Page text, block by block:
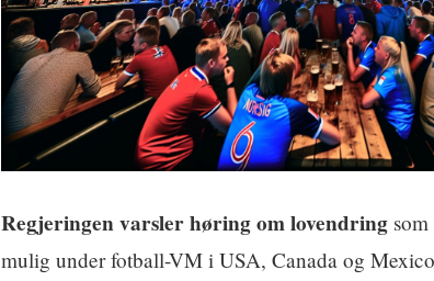
Regjeringen varsler høring om lovendring
mulig under fotball-VM i USA, Canada og